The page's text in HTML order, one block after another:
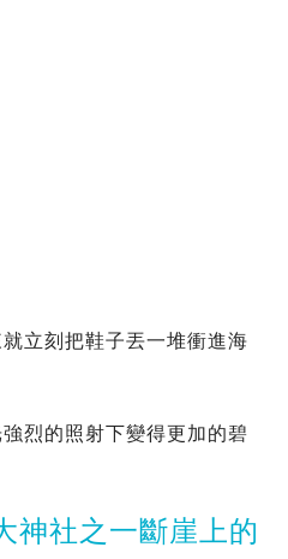
立刻把鞋子丟一堆衝進海
烈的照射下變得更加的碧
神社之一斷崖上的